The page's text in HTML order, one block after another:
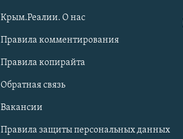
Крым.Реалии. О нас
Правила комментирования
Правила копирайта
Обратная связь
Вакансии
Правила защиты персональных данных